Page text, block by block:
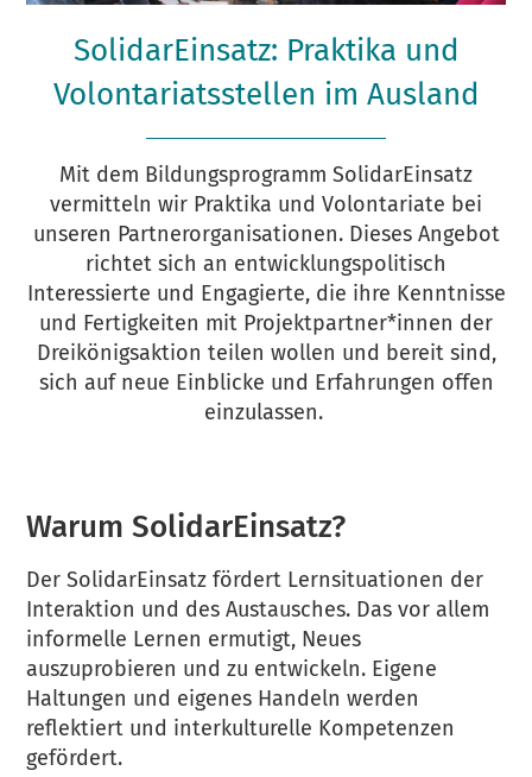
SolidarEinsatz: Praktika und
Volontariatsstellen im Ausland
Mit dem Bildungsprogramm SolidarEinsatz
vermitteln wir Praktika und Volontariate bei
unseren Partnerorganisationen. Dieses Angebot
richtet sich an entwicklungspolitisch
Interessierte und Engagierte, die ihre Kenntnisse
und Fertigkeiten mit Projektpartner*innen der
Dreikönigsaktion teilen wollen und bereit sind,
sich auf neue Einblicke und Erfahrungen offen
einzulassen.
Warum SolidarEinsatz?
Der SolidarEinsatz fördert Lernsituationen der
Interaktion und des Austausches. Das vor allem
informelle Lernen ermutigt, Neues
auszuprobieren und zu entwickeln. Eigene
Haltungen und eigenes Handeln werden
reflektiert und interkulturelle Kompetenzen
gefördert.